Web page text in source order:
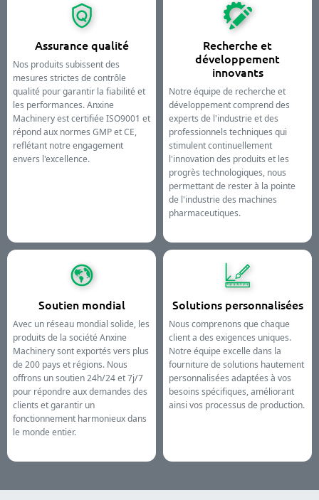
Assurance qualité
Nos produits subissent des
mesures strictes de contrôle
qualité pour garantir la fiabilité et
les performances. Anxine
Machinery est certifiée ISO9001 et
répond aux normes GMP et CE,
reflétant notre engagement
envers l'excellence.
Recherche et
développement
innovants
Notre équipe de recherche et
développement comprend des
experts de l'industrie et des
professionnels techniques qui
stimulent continuellement
l'innovation des produits et les
progrès technologiques, nous
permettant de rester à la pointe
de l'industrie des machines
pharmaceutiques.
Soutien mondial
Avec un réseau mondial solide, les
produits de la société Anxine
Machinery sont exportés vers plus
de 200 pays et régions. Nous
offrons un soutien 24h/24 et 7j/7
pour répondre aux demandes des
clients et garantir un
fonctionnement harmonieux dans
le monde entier.
Solutions personnalisées
Nous comprenons que chaque
client a des exigences uniques.
Notre équipe excelle dans la
fourniture de solutions hautement
personnalisées adaptées à vos
besoins spécifiques, améliorant
ainsi vos processus de production.